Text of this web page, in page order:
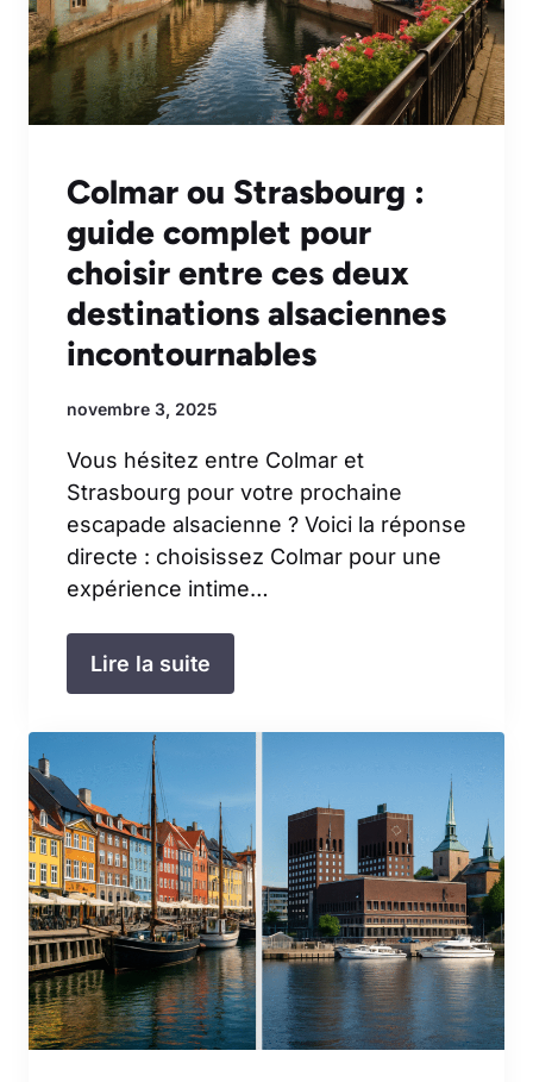
Colmar ou Strasbourg :
guide complet pour
choisir entre ces deux
destinations alsaciennes
incontournables
novembre 3, 2025
Vous hésitez entre Colmar et
Strasbourg pour votre prochaine
escapade alsacienne ? Voici la réponse
directe : choisissez Colmar pour une
expérience intime…
Lire la suite